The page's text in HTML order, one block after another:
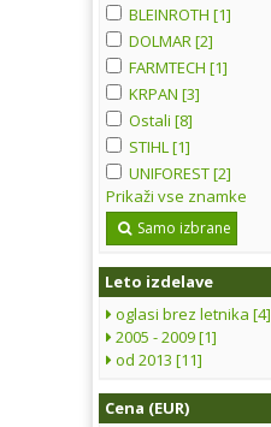
BLEINROTH [1]
DOLMAR [2]
FARMTECH [1]
KRPAN [3]
Ostali [8]
STIHL [1]
UNIFOREST [2]
Prikaži vse znamke
Samo izbrane
Leto izdelave
oglasi brez letnika [4]
2005 - 2009 [1]
od 2013 [11]
Cena (EUR)